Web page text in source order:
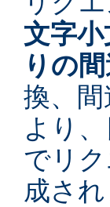
文字
りの
換、
より
でリ
成され